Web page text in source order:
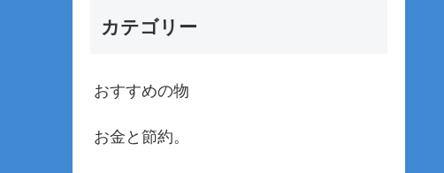
カテゴリー
おすすめの物
お金と節約。